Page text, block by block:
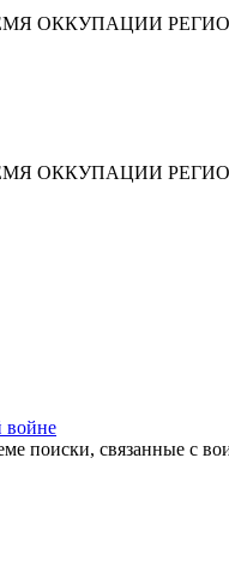
ОККУПАЦИИ
ОККУПАЦИИ
войне
поиски, связанные с